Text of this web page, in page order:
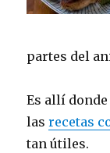
partes del
Es allí donde
lasrecetas
tan útiles.